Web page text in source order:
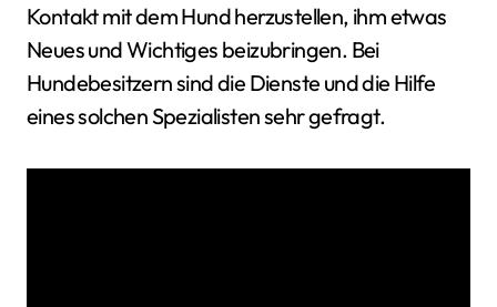
Kontakt mit dem Hund herzustellen, ihm etwas
Neues und Wichtiges beizubringen. Bei
Hundebesitzern sind die Dienste und die Hilfe
eines solchen Spezialisten sehr gefragt.